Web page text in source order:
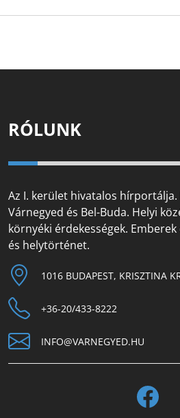
RÓLUNK
Az I. kerület hivatalos
Várnegyed és Bel-Buda. Helyi
környéki érdekességek.
és helytörténet.
1016 BUDAPEST, KRISZTINA
+36-20/433-8222
INFO@VARNEGYED.HU